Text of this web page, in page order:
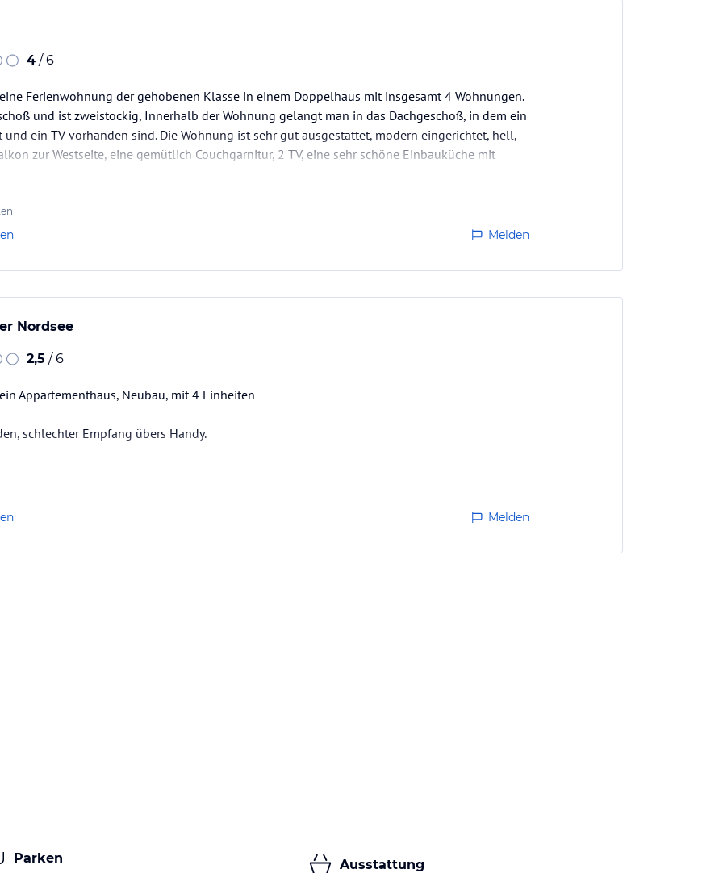
4 / 6
Ferienwohnung der gehobenen Klasse in einem Doppelhaus mit insgesamt 4 Wohnungen.
und ist zweistockig, Innerhalb der Wohnung gelangt man in das Dachgeschoß, in dem ein
ein TV vorhanden sind. Die Wohnung ist sehr gut ausgestattet, modern eingerichtet, hell,
zur Westseite, eine gemütlich Couchgarnitur, 2 TV, eine sehr schöne Einbauküche mit
Melden
Nordsee
2,5 / 6
Appartementhaus, Neubau, mit 4 Einheiten
schlechter Empfang übers Handy.
weiterempfohlen werden -
ich nicht weiterempfehlen.
Melden
Parken Ausstattung